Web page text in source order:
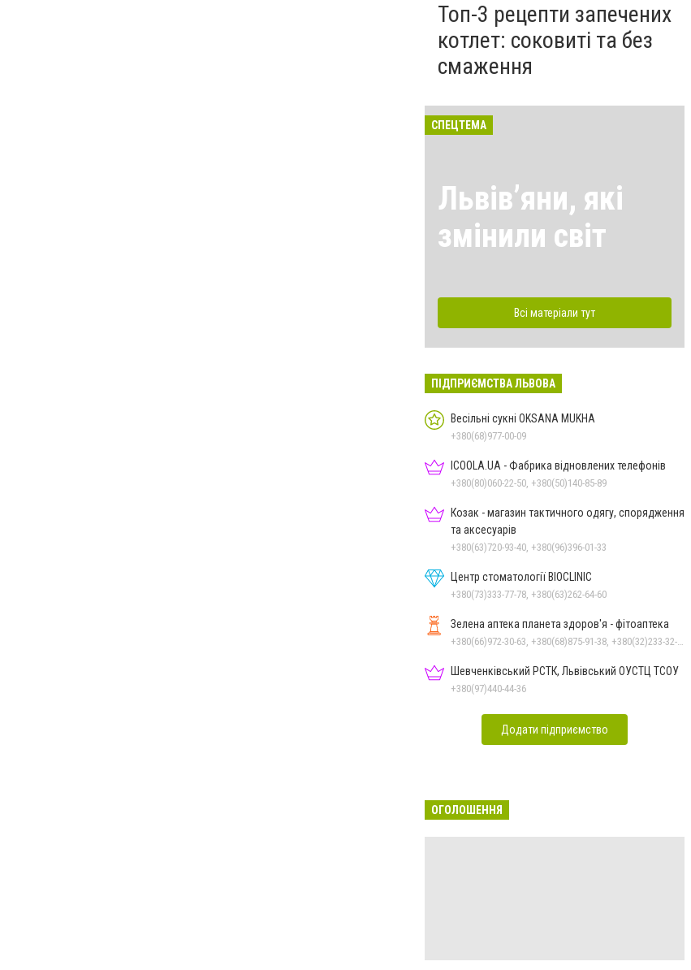
Топ-3 рецепти запечених
котлет: соковиті та без
смаження
СПЕЦТЕМА
Львівʼяни, які
змінили світ
Всі матеріали тут
ПІДПРИЄМСТВА ЛЬВОВА
Весільні сукні OKSANA MUKHA
+380(68)977-00-09
ICOOLA.UA - Фабрика відновлених телефонів
+380(80)060-22-50, +380(50)140-85-89
Козак - магазин тактичного одягу, спорядження
та аксесуарів
+380(63)720-93-40, +380(96)396-01-33
Центр стоматології BIOCLINIC
+380(73)333-77-78, +380(63)262-64-60
Зелена аптека планета здоров'я - фітоаптека
Шевченківський РСТК, Львівський ОУСТЦ ТСОУ
+380(97)440-44-36
Додати підприємство
ОГОЛОШЕННЯ